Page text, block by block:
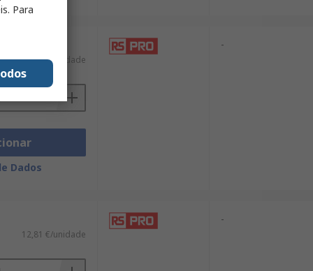
68,39 €/unidade
Dados
-
12,81 €/unidade
-
Para